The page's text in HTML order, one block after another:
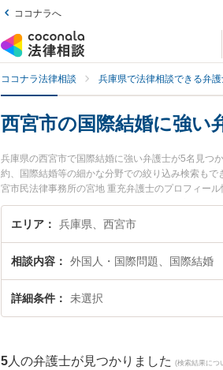
ココナラへ
ココナラ法律相談 兵庫県で法律相談できる弁護
西宮市の国際結婚に強い
兵庫県の西宮市で国際結婚に強い弁護士が5名見つ
約、国際結婚等の細かな分野での絞り込み検索も
宮市民法律事務所の宮地 重充弁護士のプロフィー
相談したい』『国際結婚のトラブル解決の実績豊
の相談者さんにおすすめです。
エリア 兵庫県、西宮市
相談内容 外国人・国際問題、国際結婚
詳細条件 未選択
5 人の弁護士が見つかりました (検索結果につ